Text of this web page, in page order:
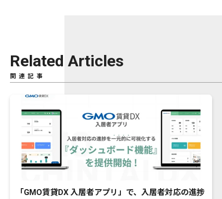
Related Articles
関連記事
「GMO賃貸DX 入居者アプリ」で、入居者対応の進捗